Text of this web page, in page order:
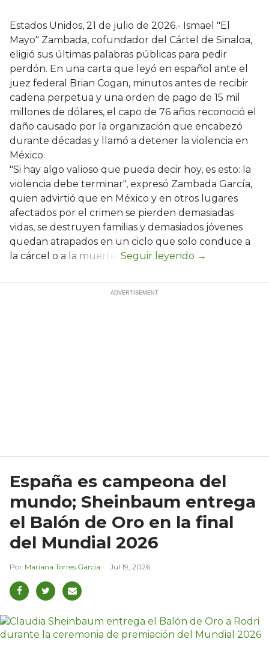
Estados Unidos, 21 de julio de 2026.- Ismael "El
Mayo" Zambada, cofundador del Cártel de Sinaloa,
eligió sus últimas palabras públicas para pedir
perdón. En una carta que leyó en español ante el
juez federal Brian Cogan, minutos antes de recibir
cadena perpetua y una orden de pago de 15 mil
millones de dólares, el capo de 76 años reconoció el
daño causado por la organización que encabezó
durante décadas y llamó a detener la violencia en
México.
"Si hay algo valioso que pueda decir hoy, es esto: la
violencia debe terminar", expresó Zambada García,
quien advirtió que en México y en otros lugares
afectados por el crimen se pierden demasiadas
vidas, se destruyen familias y demasiados jóvenes
quedan atrapados en un ciclo que solo conduce a
la cárcel o a la muerte.
España es campeona del
mundo; Sheinbaum entrega
el Balón de Oro en la final
del Mundial 2026
Mariana Torres García Jul 19, 2026